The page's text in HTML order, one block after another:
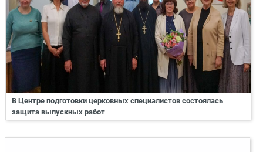
В Центре подготовки церковных специалистов состоялась
защита выпускных работ